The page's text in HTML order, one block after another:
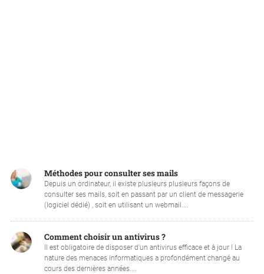
Méthodes pour consulter ses mails
Depuis un ordinateur, il existe plusieurs plusieurs façons de
consulter ses mails, soit en passant par un client de messagerie
(logiciel dédié) , soit en utilisant un webmail....
Comment choisir un antivirus ?
Il est obligatoire de disposer d'un antivirus efficace et à jour ! La
nature des menaces informatiques a profondément changé au
cours des dernières années....